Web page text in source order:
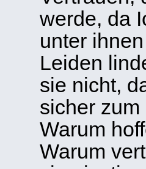
werde, da
unter
Leiden
sie nicht,
sicher
Warum
Warum